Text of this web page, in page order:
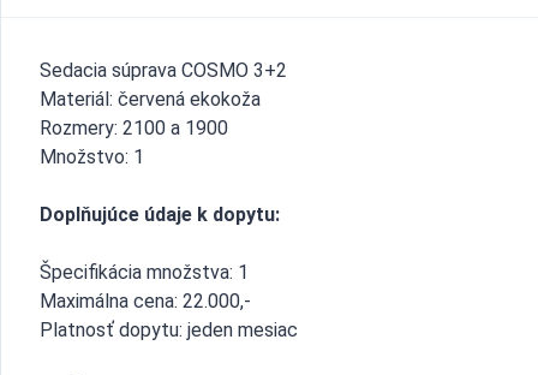
Sedacia súprava COSMO 3+2
Materiál: červená ekokoža
Rozmery: 2100 a 1900
Množstvo: 1
Doplňujúce údaje k dopytu:
Špecifikácia množstva: 1
Maximálna cena: 22.000,-
Platnosť dopytu: jeden mesiac